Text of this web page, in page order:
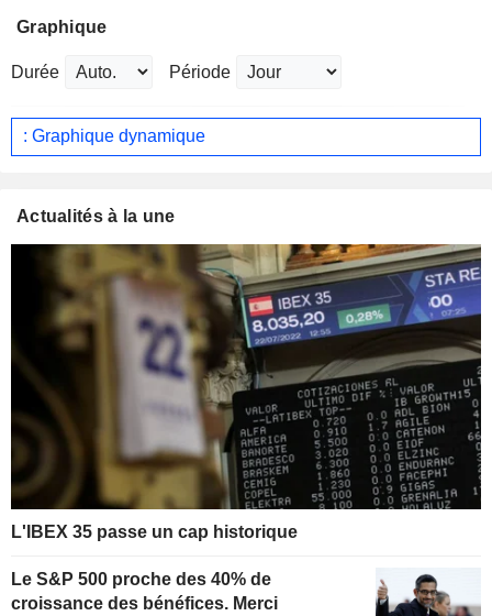
Graphique
Durée Période
: Graphique dynamique
Actualités à la une
L'IBEX 35 passe un cap historique
Le S&P 500 proche des 40% de
croissance des bénéfices. Merci